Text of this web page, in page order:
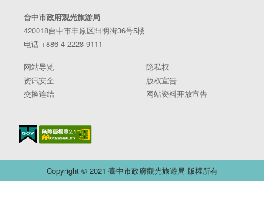
台中市政府观光旅游局
420018台中市丰原区阳明街36号5楼
电话 +886-4-2228-9111
网站导览
隐私权
资讯安全
版权宣告
交换连结
网站资料开放宣告
Copyright © 2021 臺中市政府觀光旅遊局 版權所有